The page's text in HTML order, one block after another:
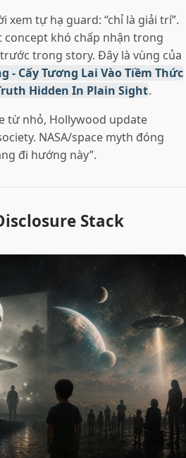
xem tự hạ guard: “chỉ là giải trí”.
khó chấp nhận trong
trong story. Đây là vùng của
- Cấy Tương Lai Vào Tiềm Thức
Hidden In Plain Sight.
từ nhỏ, Hollywood update
NASA/space myth đóng
đi hướng này”.
Stack